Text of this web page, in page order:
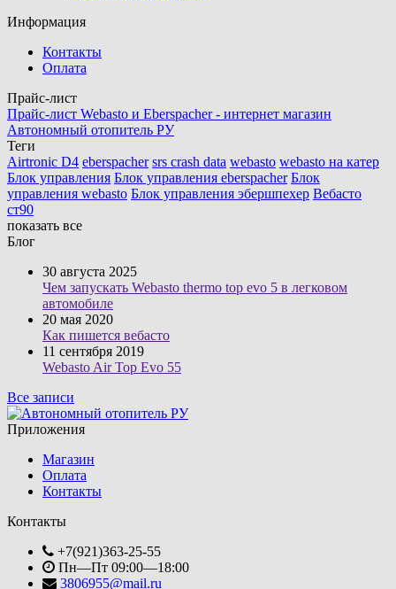
Информация
Контакты
Оплата
Прайс-лист
Прайс-лист Webasto и Eberspacher - интернет магазин
Автономный отопитель РУ
Теги
Airtronic D4 eberspacher srs crash data webasto webasto на катер
Блок управления Блок управления eberspacher Блок
управления webasto Блок управления эбершпехер Вебасто
ст90
показать все
Блог
30 августа 2025
Чем запускать Webasto thermo top evo 5 в легковом
автомобиле
20 мая 2020
Как пишется вебасто
11 сентября 2019
Webasto Air Top Evo 55
Все записи
Приложения
Магазин
Оплата
Контакты
Контакты
+7(921)363-25-55
Пн—Пт 09:00—18:00
3806955@mail.ru